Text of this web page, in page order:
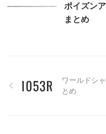
ポイズン
まとめ
ワールドシ
とめ